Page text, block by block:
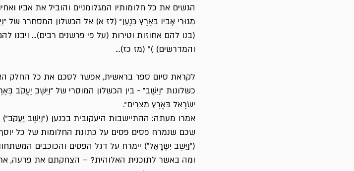
הגשים את כל חלומותיו המגלומניים והוביל את אביו
מְגוּרֵי אָבִיו בְּאֶרֶץ כְּנָעַן" (לז א) אל הכשלון המסחרר של
(בנו להם אחוזות וטירות (על פי פרשנים רבים)... ויבנו
והמדרשים) )" (מז כז)...
לקראת סיום ספר בראשית, אפשר לסכם את כל החלק
כשלונות "וַיֵּשֶׁב" - בין הכשלון המוסרי של "וַיֵּשֶׁב יַעֲקֹב
יִשְׂרָאֵל בְּאֶרֶץ מִצְרַיִם".
אמרו מעתה: ההתיישבות היעקובית בכנען ("וַיֵּשֶׁב
שכם שנמרח פסים פסים על כתונת החלומות של כל
("וַיֵּשֶׁב יִשְׂרָאֵל") יימרח על דגל הפסים והכוכבים
ומה באשר לתוכנית האלוהית? – הצחקתם את פרעה,